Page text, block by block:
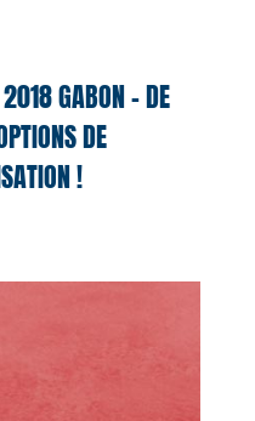
GABON – DE
DE
!